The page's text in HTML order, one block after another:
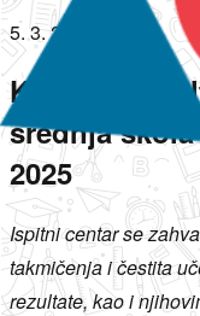
5. 3. 2025.
Konačni
srednja
2025
Ispitni centar se
takmičenja i čestita
rezultate, kao i